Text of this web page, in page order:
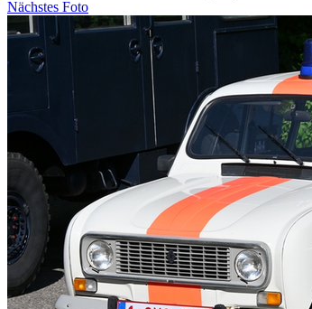
Nächstes Foto